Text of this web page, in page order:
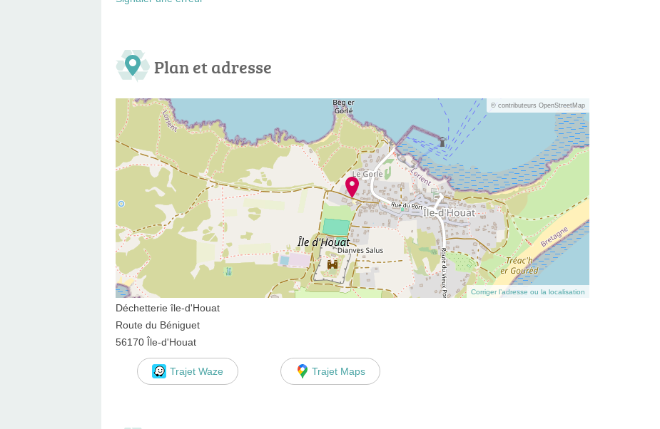
Plan et adresse
© contributeurs OpenStreetMap
Corriger l’adresse ou la localisation
Déchetterie île-d'Houat
Route du Béniguet
56170 Île-d'Houat
Trajet Waze Trajet Maps